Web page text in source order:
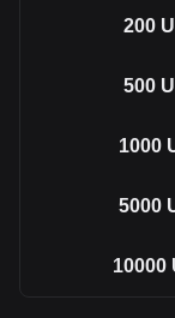
200
500
1000
5000
10000